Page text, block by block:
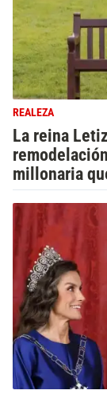
REALEZA
La reina
millonaria